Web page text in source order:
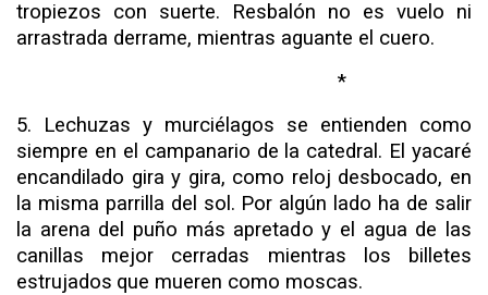
tropiezos con suerte. Resbalón no es vuelo ni
arrastrada derrame, mien­tras aguante el cuero.
*
5. Lechuzas y murciélagos se entienden como
siempre en el campanario de la catedral. El yacaré
encandilado gira y gira, como reloj desbocado, en
la misma parrilla del sol. Por algún lado ha de salir
la arena del puño más apretado y el agua de las
canillas mejor cerradas mientras los billetes
estrujados que mueren como moscas.